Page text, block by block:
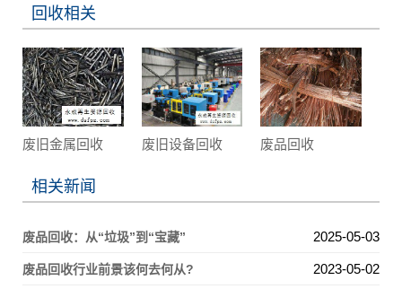
回收相关
废旧金属回收 废旧设备回收 废品回收
相关新闻
废品回收：从“垃圾”到“宝藏” 2025-05-03
废品回收行业前景该何去何从? 2023-05-02